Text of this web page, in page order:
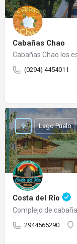
Cabañas Chao
(0294) 4454011
Costa del Río
2944565290
Lago Puelo